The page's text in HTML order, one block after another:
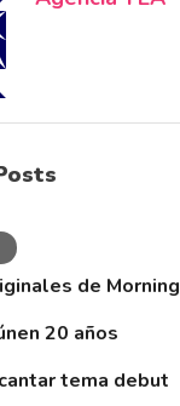
de Morning
20 años
tema debut